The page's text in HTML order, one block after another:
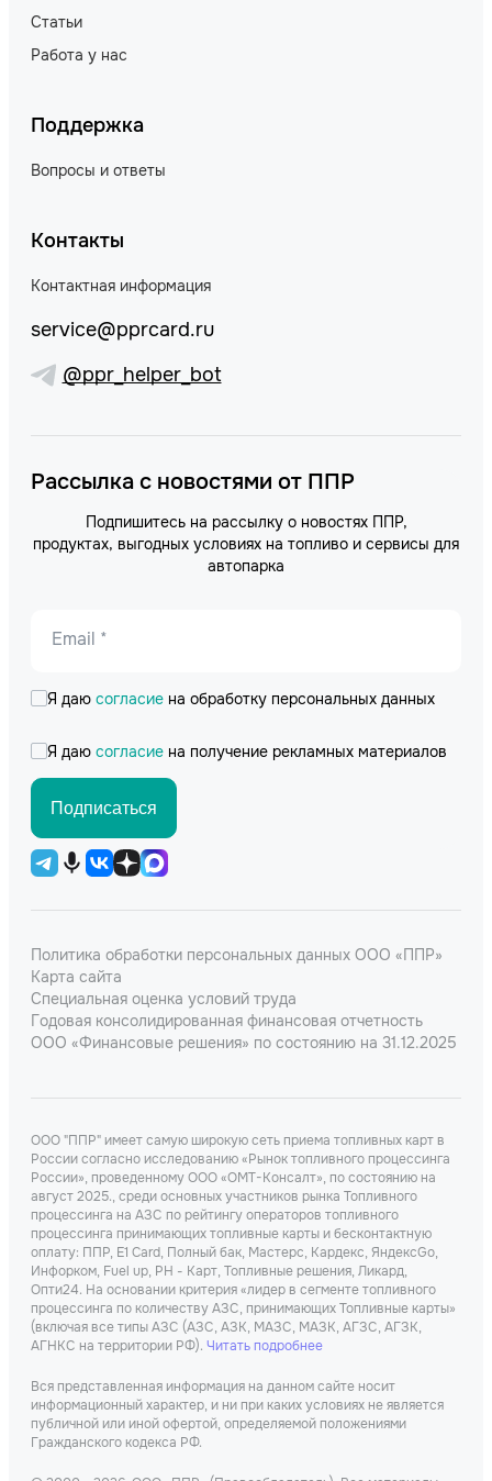
Статьи
Работа у нас
Поддержка
Вопросы и ответы
Контакты
Контактная информация
service@pprcard.ru
@ppr_helper_bot
Рассылка с новостями от ППР
Подпишитесь на рассылку о новостях ППР,
продуктах, выгодных условиях на топливо и сервисы для
автопарка
Email *
Я даю согласие на обработку персональных данных
Я даю согласие на получение рекламных материалов
Подписаться
Политика обработки персональных данных ООО «ППР»
Карта сайта
Специальная оценка условий труда
Годовая консолидированная финансовая отчетность
ООО «Финансовые решения» по состоянию на 31.12.2025
ООО "ППР" имеет самую широкую сеть приема топливных карт в
России согласно исследованию «Рынок топливного процессинга
России», проведенному ООО «ОМТ-Консалт», по состоянию на
август 2025., среди основных участников рынка Топливного
процессинга на АЗС по рейтингу операторов топливного
процессинга принимающих топливные карты и бесконтактную
оплату: ППР, Е1 Card, Полный бак, Мастерс, Кардекс, ЯндексGo,
Инфорком, Fuel up, РН - Карт, Топливные решения, Ликард,
Опти24. На основании критерия «лидер в сегменте топливного
процессинга по количеству АЗС, принимающих Топливные карты»
(включая все типы АЗС (АЗС, АЗК, МАЗС, МАЗК, АГЗС, АГЗК,
АГНКС на территории РФ). Читать подробнее
Вся представленная информация на данном сайте носит
информационный характер, и ни при каких условиях не является
публичной или иной офертой, определяемой положениями
Гражданского кодекса РФ.